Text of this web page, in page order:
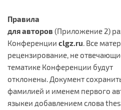
Правила
для авторов (Приложение 2)
Конференции clgz.ru. Все
рецензирование, не
тематике Конференции будут
отклонены. Документ
фамилией и именем первого
языкеи добавлением слова